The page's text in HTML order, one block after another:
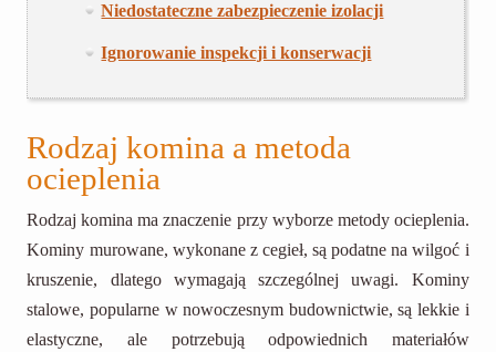
Niedostateczne zabezpieczenie izolacji
Ignorowanie inspekcji i konserwacji
Rodzaj komina a metoda
ocieplenia
Rodzaj komina ma znaczenie przy wyborze metody ocieplenia.
Kominy murowane, wykonane z cegieł, są podatne na wilgoć i
kruszenie, dlatego wymagają szczególnej uwagi. Kominy
stalowe, popularne w nowoczesnym budownictwie, są lekkie i
elastyczne, ale potrzebują odpowiednich materiałów